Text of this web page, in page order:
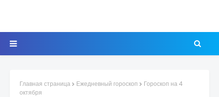
Главная страница Ежедневный гороскоп
Гороскоп на 4
октября